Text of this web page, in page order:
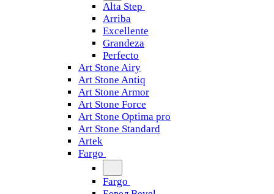
Alta Step
Arriba
Excellente
Grandeza
Perfecto
Art Stone Airy
Art Stone Antiq
Art Stone Armor
Art Stone Force
Art Stone Optima pro
Art Stone Standard
Artek
Fargo
Fargo